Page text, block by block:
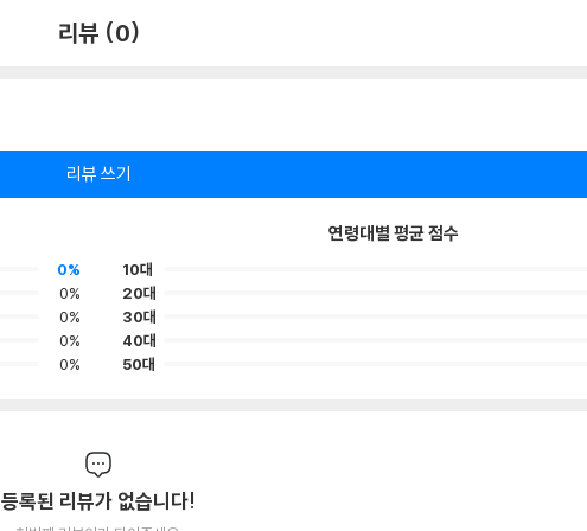
리뷰 (0)
리뷰 쓰기
0%
0%
0%
0%
0%
연령대별 평균 점수
10대
20대
30대
40대
50대
등록된 리뷰가 없습니다!